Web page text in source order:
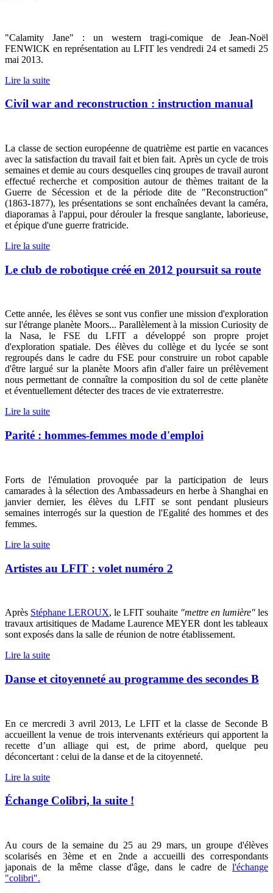
"Calamity Jane" : un western tragi-comique de Jean-Noël
FENWICK en représentation au LFIT les vendredi 24 et samedi 25
mai 2013.
Lire la suite
Civil war and reconstruction : instruction manual
La classe de section européenne de quatrième est partie en vacances
avec la satisfaction du travail fait et bien fait. Après un cycle de trois
semaines et demie au cours desquelles cinq groupes de travail auront
effectué recherche et composition autour de thèmes traitant de la
Guerre de Sécession et de la période dite de "Reconstruction"
(1863-1877), les présentations se sont enchaînées devant la caméra,
diaporamas à l'appui, pour dérouler la fresque sanglante, laborieuse,
et épique d'une guerre fratricide.
Lire la suite
Le club de robotique créé en 2012 poursuit sa route
Cette année, les élèves se sont vus confier une mission d'exploration
sur l'étrange planète Moors... Parallèlement à la mission Curiosity de
la Nasa, le FSE du LFIT a développé son propre projet
d'exploration spatiale. Des élèves du collège et du lycée se sont
regroupés dans le cadre du FSE pour construire un robot capable
d'être largué sur la planète Moors afin d'aller faire un prélèvement
nous permettant de connaître la composition du sol de cette planète
et éventuellement détecter des traces de vie extraterrestre.
Lire la suite
Parité : hommes-femmes mode d'emploi
Forts de l'émulation provoquée par la participation de leurs
camarades à la sélection des Ambassadeurs en herbe à Shanghai en
janvier dernier, les élèves du LFIT se sont pendant plusieurs
semaines interrogés sur la question de l'Egalité des hommes et des
femmes.
Lire la suite
Artistes au LFIT : volet numéro 2
Après Stéphane LEROUX, le LFIT souhaite "mettre en lumière" les
travaux artisitiques de Madame Laurence MEYER dont les tableaux
sont exposés dans la salle de réunion de notre établissement.
Lire la suite
Danse et citoyenneté au programme des secondes B
En ce mercredi 3 avril 2013, Le LFIT et la classe de Seconde B
accueillent la venue de trois intervenants extérieurs qui apportent la
recette d’un alliage qui est, de prime abord, quelque peu
déconcertant : celui de la danse et de la citoyenneté.
Lire la suite
Échange Colibri, la suite !
Au cours de la semaine du 25 au 29 mars, un groupe d'élèves
scolarisés en 3ème et en 2nde a accueilli des correspondants
japonais de la même classe d'âge, dans le cadre de l'échange
"colibri".